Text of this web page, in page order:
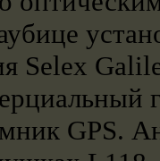
Selex
GPS.